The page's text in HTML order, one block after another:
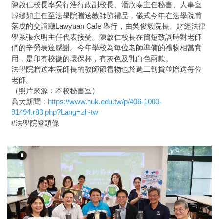
陳啟仁校長率吳行浩行政副校長、潘欣泰主任秘書、人事室
韓繡如主任至法學院贈送教師節禮品，儀式今年在法學院甫
落成的交誼廳Lawyuan Cafe 舉行，由吳俊毅院長、財經法律
學系張永明主任代表接受。陳啟仁校長在簡短致詞時對老師
們的辛勞表達感謝。今年學校為每位老師準備的禮物相當實
用，是印有校徽的環保杯，有灰色及乳白色兩款。
法學院贈送本院師長的教師節禮物也於週二到貨並贈送每位
老師。
（照片來源：本校秘書室）
高大新聞： https://www.nuk.edu.tw/p/406-1000-
91494,r83.php?Lang=zh-tw
#法學院登頭條